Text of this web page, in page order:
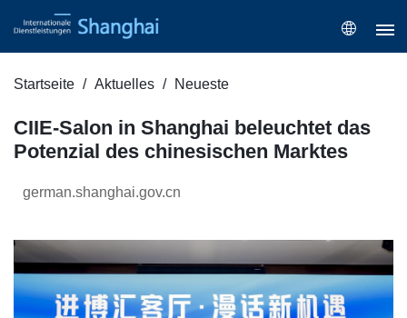
Startseite Aktuelles Neueste
CIIE-Salon in Shanghai beleuchtet das
Potenzial des chinesischen Marktes
german.shanghai.gov.cn